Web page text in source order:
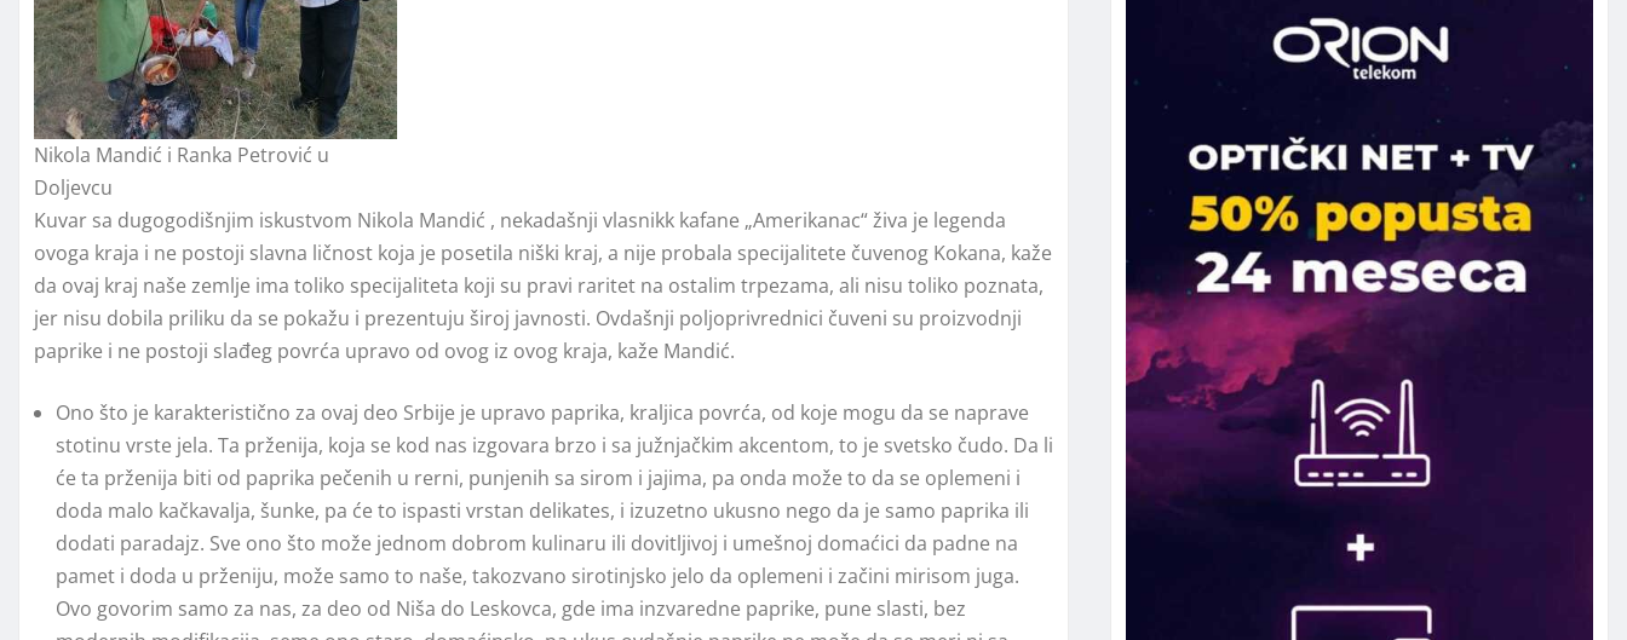
Nikola Mandić i Ranka Petrović u
Doljevcu
Kuvar sa dugogodišnjim iskustvom Nikola Mandić , nekadašnji vlasnikk kafane „Amerikanac“ živa je legenda
ovoga kraja i ne postoji slavna ličnost koja je posetila niški kraj, a nije probala specijalitete čuvenog Kokana, kaže
da ovaj kraj naše zemlje ima toliko specijaliteta koji su pravi raritet na ostalim trpezama, ali nisu toliko poznata,
jer nisu dobila priliku da se pokažu i prezentuju široj javnosti. Ovdašnji poljoprivrednici čuveni su proizvodnji
paprike i ne postoji slađeg povrća upravo od ovog iz ovog kraja, kaže Mandić.
Ono što je karakteristično za ovaj deo Srbije je upravo paprika, kraljica povrća, od koje mogu da se naprave
stotinu vrste jela. Ta prženija, koja se kod nas izgovara brzo i sa južnjačkim akcentom, to je svetsko čudo. Da li
će ta prženija biti od paprika pečenih u rerni, punjenih sa sirom i jajima, pa onda može to da se oplemeni i
doda malo kačkavalja, šunke, pa će to ispasti vrstan delikates, i izuzetno ukusno nego da je samo paprika ili
dodati paradajz. Sve ono što može jednom dobrom kulinaru ili dovitljivoj i umešnoj domaćici da padne na
pamet i doda u prženiju, može samo to naše, takozvano sirotinjsko jelo da oplemeni i začini mirisom juga.
Ovo govorim samo za nas, za deo od Niša do Leskovca, gde ima inzvaredne paprike, pune slasti, bez